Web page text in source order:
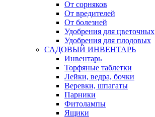
От сорняков
От вредителей
От болезней
Удобрения для цветочных
Удобрения для плодовых
САДОВЫЙ ИНВЕНТАРЬ
Инвентарь
Торфяные таблетки
Лейки, ведра, бочки
Веревки, шпагаты
Парники
Фитолампы
Ящики